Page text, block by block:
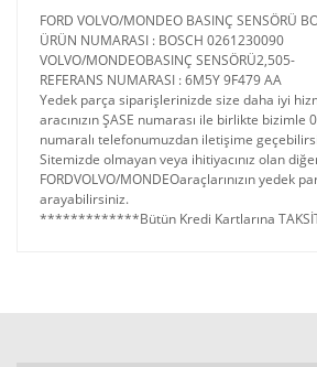
FORD VOLVO/MONDEO BASINÇ SENSÖRÜ
ÜRÜN NUMARASI : BOSCH 0261230090
VOLVO/MONDEOBASINÇ SENSÖRÜ2,505-
REFERANS NUMARASI : 6M5Y 9F479 AA
Yedek parça siparişlerinizde size daha iyi
aracınızın ŞASE numarası ile birlikte bizimle
numaralı telefonumuzdan iletişime
Sitemizde olmayan veya ihitiyacınız olan
FORDVOLVO/MONDEOaraçlarınızın yedek
arayabilirsiniz.
*************Bütün Kredi Kartlarına